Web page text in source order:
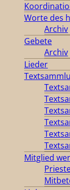
Worte des
Archiv
Gebete
Archiv
Lieder
Mitglied